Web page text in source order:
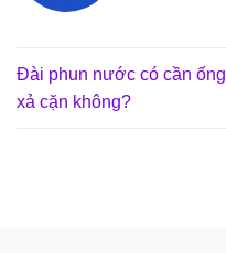
Đài phun nước có cần ống
xả cặn không?